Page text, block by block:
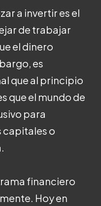
a invertir es el
de trabajar
el dinero
es
que al principio
que el mundo de
para
capitales o
financiero
Hoy en